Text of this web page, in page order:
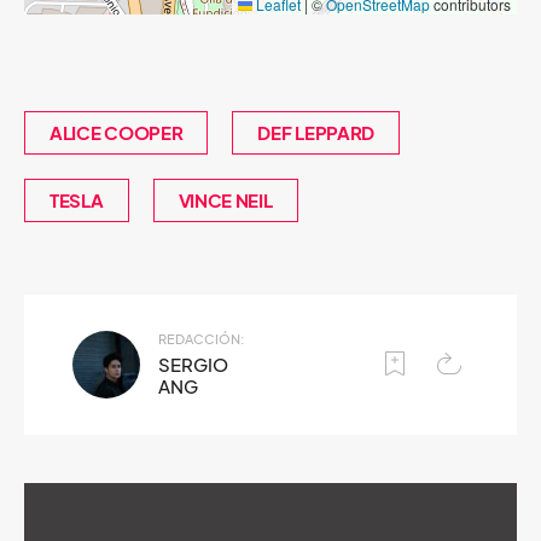
Leaflet ©OpenStreetMapcontributors
ALICE COOPER DEF LEPPARD
TESLA VINCE NEIL
REDACCIÓN:
SERGIO
ANG